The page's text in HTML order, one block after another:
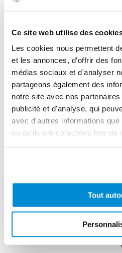
Ce site web utilise des
Les cookies nous permettent
et les annonces, d'offrir des
médias sociaux et d'analyser
partageons également des
notre site avec nos
publicité et d'analyse, qui
avec d'autres informations
ou qu'ils ont collectées lors de
Tout